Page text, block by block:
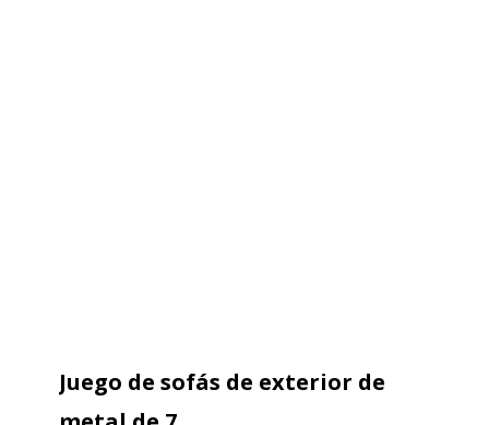
Juego de sofás de exterior de